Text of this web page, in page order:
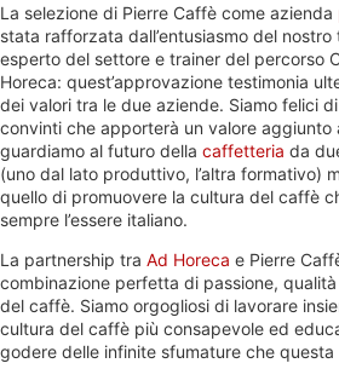
La selezione di Pierre Caffè come azienda
stata rafforzata dall’entusiasmo del nostro
esperto del settore e trainer del percorso
Horeca: quest’approvazione testimonia
dei valori tra le due aziende. Siamo felici
convinti che apporterà un valore aggiunto
guardiamo al futuro della caffetteria da
(uno dal lato produttivo, l’altra formativo)
quello di promuovere la cultura del caffè
sempre l’essere italiano.
La partnership tra Ad Horeca e Pierre
combinazione perfetta di passione,
del caffè. Siamo orgogliosi di lavorare
cultura del caffè più consapevole ed
godere delle infinite sfumature che